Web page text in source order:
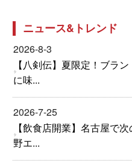
ニュース&トレンド
2026-8-3
【八剣伝】夏限定！ブラ
に味...
2026-7-25
【飲食店開業】名古屋で
野エ...